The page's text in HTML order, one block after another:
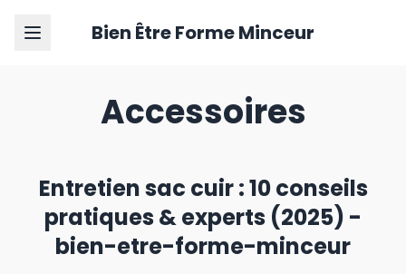
Bien Être Forme Minceur
Accessoires
Entretien sac cuir : 10 conseils
pratiques & experts (2025) -
bien-etre-forme-minceur